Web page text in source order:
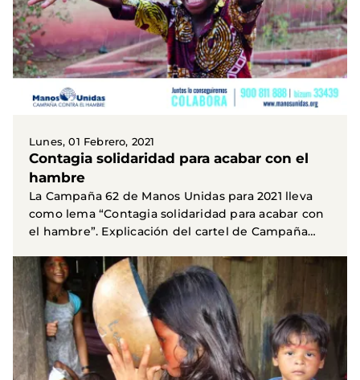
Lunes, 01 Febrero, 2021
Contagia solidaridad para acabar con el
hambre
La Campaña 62 de Manos Unidas para 2021 lleva
como lema “Contagia solidaridad para acabar con
el hambre”. Explicación del cartel de Campaña